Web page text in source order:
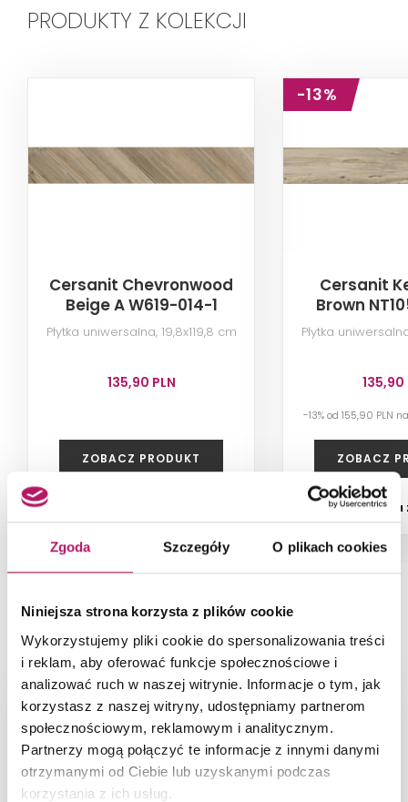
Zgoda Szczegóły O plikach cookies
Niniejsza strona korzysta z plików cookie
Wykorzystujemy pliki cookie do spersonalizowania treści
i reklam, aby oferować funkcje społecznościowe i
analizować ruch w naszej witrynie. Informacje o tym, jak
korzystasz z naszej witryny, udostępniamy partnerom
społecznościowym, reklamowym i analitycznym.
Partnerzy mogą połączyć te informacje z innymi danymi
otrzymanymi od Ciebie lub uzyskanymi podczas
korzystania z ich usług.
PRODUKTY Z KOLEKCJI
Cersanit Chevronwood
Beige A W619-014-1
Płytka uniwersalna, 19,8x119,8 cm
135,90 PLN
ZOBACZ PRODUKT
-13%
Cersanit
Brown
Płytka
135,90
-13% od 155,90 PLN
ZOBACZ
Dostępność:
PRODUKT NA ZDJĘCIACH